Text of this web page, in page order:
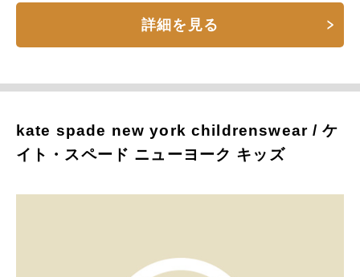
詳細を見る
kate spade new york childrenswear / ケ
イト・スペード ニューヨーク キッズ